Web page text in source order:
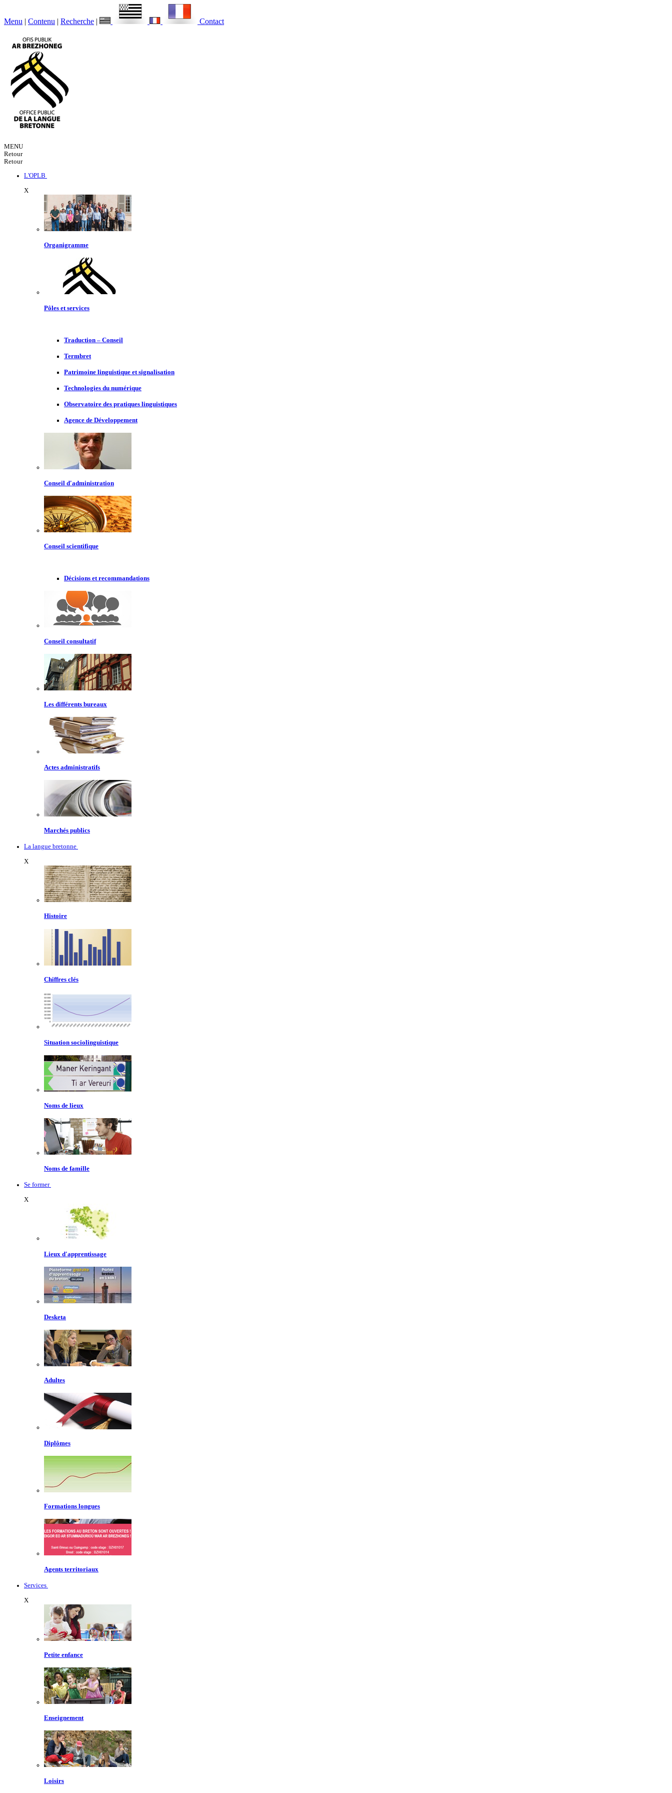
Menu | Contenu | Recherche | Contact
MENU
Retour
Retour
L'OPLB
X
Organigramme
Pôles et services
Traduction – Conseil
Termbret
Patrimoine linguistique et signalisation
Technologies du numérique
Observatoire des pratiques linguistiques
Agence de Développement
Conseil d'administration
Conseil scientifique
Décisions et recommandations
Conseil consultatif
Les différents bureaux
Actes administratifs
Marchés publics
La langue bretonne
X
Histoire
Chiffres clés
Situation sociolinguistique
Noms de lieux
Noms de famille
Se former
X
Lieux d'apprentissage
Desketa
Adultes
Diplômes
Formations longues
Agents territoriaux
Services
X
Petite enfance
Enseignement
Loisirs